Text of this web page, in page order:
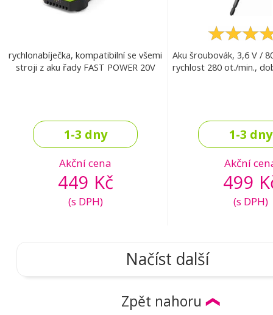
rychlonabíječka, kompatibilní se všemi
stroji z aku řady FAST POWER 20V
1-3 dny
Akční cena
449 Kč
(s DPH)
Aku šroubovák, 3,6 V /
rychlost 280 ot./min.,
1-3 dny
Akční
499
(s DPH)
Načíst další
Zpět nahoru